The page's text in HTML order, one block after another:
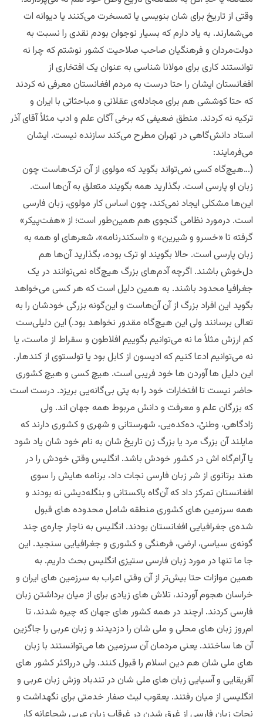
وقتی از تاریخ برای شان بنویسی یا تمسخرت می‌کنند یا دیوانه ات
می‌شمارند. به یاد دارم که بسیار نوجوان بودم نقدی را نسبت به
دولت‌مردان و فرهنگیان صاحب صلاحیت کشور نوشتم که چرا نه
توانستند کاری برای مولانا شناسی به عنوان یک افتخاری از
افغانستان ایشان را حتا درست به مردم افغانستان معرفی نه کردند
که حتا کوششی هم برای مجادله‌ی عقلانی و مباحثاتی با ایران ‌و
ترکیه نه کردند. منطق ضعیفی که برخی آگان علم و‌ ادب مثلاً آقای آذر
استاد دانش‌گاهی در تهران مطرح می‌کند سازنده نیست. ایشان
می‌فرمایند:
(…هیچ‌گاه کسی نمی‌تواند بگوید که مولوی از آن ترک‌هاست چون
زبان او پارسی است. بگذارید همه بگویند متعلق به آن‌ها است.
این‌ها مشکلی ایجاد نمی‌کند، چون اساس کار مولوی، زبان فارسی
است. درمورد نظامی گنجوی هم همین‌طور است؛ از «هفت‌پیکر»
گرفته تا «خسرو و شیرین» و «اسکندرنامه»، شعرهای او همه به
زبان پارسی است. حالا بگویند او ترک بوده، بگذارید آن‌ها هم
دل‌خوش باشند. اگرچه آدم‌های بزرگ هیچ‌گاه نمی‌توانند در یک
جغرافیا محدود باشند. به همین دلیل است که هر کسی می‌خواهد
بگوید این افراد بزرگ از آن آن‌هاست و این‌گونه بزرگی خودشان را به
تعالی برسانند ولی این هیچ‌گاه مقدور نخواهد بود.‌) این دلیلی‌ست
کم ارزش مثلاً ما نه می‌توانیم بگوییم افلاطون و سقراط از ماست، یا
نه می‌توانیم ادعا کنیم که ادیسون از کابل بود یا تولستوی از کندهار.
این دلیل ها آوردن ها خود فریبی است. هیچ کسی و‌ هیچ کشوری
حاضر نیست تا افتخارات خود را به پتی بی‌گانه‌یی بریزد. درست است
که بزرگان علم و معرفت و ‌دانش مربوط همه جهان اند. ولی
زادگاهی، وطنیْ، ده‌کده‌یی، شهرستانی و شهری ‌و کشوری دارند که
مایلند آن بزرگ مرد یا بزرگ زن تاریخ شان به نام خود شان یاد شود
یا آرام‌گاه اش در کشور خودش باشد. انگلیس وقتی خودش را در
هند برتانوی از شر زبان فارسی نجات داد، برنامه هایش را سوی
افغانستان تمرکز داد که آن‌گاه پاکستانی و بنگله‌دیشی نه بودند و
همه سرزمین های کشوری منطقه شامل محدوده های قبول
شده‌ی جغرافیایی افغانستان بودند. انگلیس به ناچار چاره‌ی چند
گونه‌ی سیاسی، ارضی، فرهنگی و کشوری و جغرافیایی سنجید. این
جا ما تنها در مورد زبان فارسی ستیزی انگلیس بحث داریم. به
همین موازات حتا بیش‌تر از آن وقتی اعراب به سرزمین های ایران و
خراسان هجوم آوردند، تلاش های زیادی برای از میان برداشتن زبان
فارسی کردند. ارچند در همه کشور های جهان که چیره شدند، تا
ام‌روز زبان های محلی و ملی شان را دزدیدند و زبان عربی را جاگزین
آن ها ساختند. یعنی مردمان آن سرزمین ها می‌توانستند با زبان
های ملی شان هم دین اسلام را قبول کنند. ولی درراکثر کشور های
آفریقایی و آسیایی زبان های ملی شان در تندباد وزش زبان عربی و
انگلیسی از میان رفتند. یعقوب لیث صفار خدمتی برای نگهداشت و